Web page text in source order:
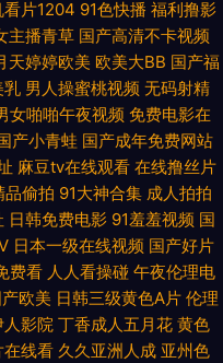
欲一期二期 在线97视频 AV久久
导航 午夜福利电影图片 97超碰
福利视频导航 91次元视频 超碰
频韩 91竹菊国产 激情五月综合
拍人妻 精品久热 欧美曰逼 伪娘
色图 91香蕉国产 大香蕉伊人天
91视频免费网站 成人高清日色 麻
看片1204 91色快播 福利撸影
主播青草 国产高清不卡视频
天婷婷欧美 欧美大BB 国产福
乳 男人操蜜桃视频 无码射精
女啪啪午夜视频 免费电影在
产小青蛙 国产成年免费网站
麻豆tv在线观看 在线撸丝片
品偷拍 91大神合集 成人拍拍
日韩免费电影 91羞羞视频 国
日本一级在线视频 国产好片
费看 人人看操碰 午夜伦理电
欧美 日韩三级黄色A片 伦理
人影院 丁香成人五月花 黄色
在线看 久久亚洲人成 亚州色